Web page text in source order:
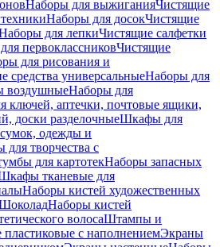
Наборы для выжиганияЧистящие
Наборы для досокЧистящие
для лепкиЧистящие салфетки
первоклассниковЧистящие
для рисования и
средства универсальныеНаборы для
воздушныеНаборы для
ключей, аптечки, почтовые ящики,
доски разделочныеШкафы для
одежды и
для творчества с
для картотекНаборы запасных
тканевые для
Наборы кистей художественных
Наборы кистей
волосаШтампы и
с наполнениемЭкраны